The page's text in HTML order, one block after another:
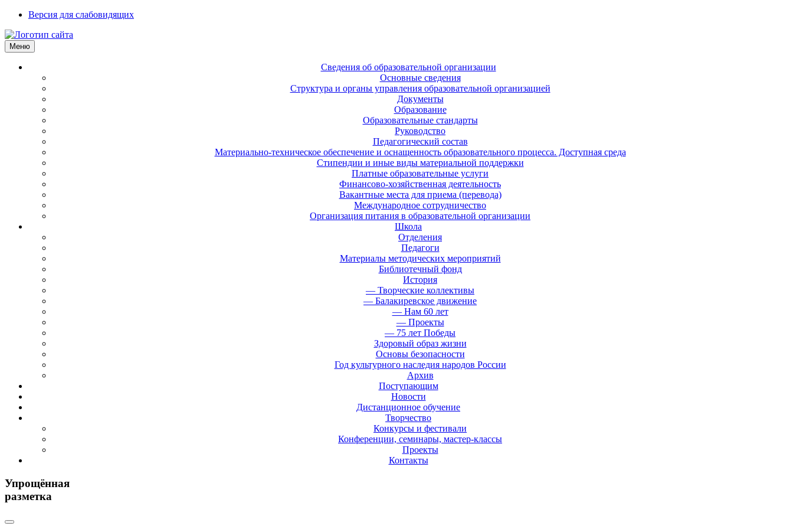
Версия для слабовидящих
Меню
Сведения об образовательной организации
Основные сведения
Структура и органы управления образовательной организацией
Документы
Образование
Образовательные стандарты
Руководство
Педагогический состав
Материально-техническое обеспечение и оснащенность образовательного процесса. Доступная среда
Стипендии и иные виды материальной поддержки
Платные образовательные услуги
Финансово-хозяйственная деятельность
Вакантные места для приема (перевода)
Международное сотрудничество
Организация питания в образовательной организации
Школа
Отделения
Педагоги
Материалы методических мероприятий
Библиотечный фонд
История
— Творческие коллективы
— Балакиревское движение
— Нам 60 лет
— Проекты
— 75 лет Победы
Здоровый образ жизни
Основы безопасности
Год культурного наследия народов России
Архив
Поступающим
Новости
Дистанционное обучение
Творчество
Конкурсы и фестивали
Конференции, семинары, мастер-классы
Проекты
Контакты
Упрощённая
разметка